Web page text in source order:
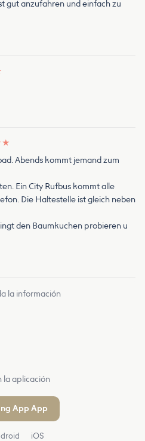
gut anzufahren und einfach zu
★
Abends kommt jemand zum
Ein City Rufbus kommt alle
Die Haltestelle ist gleich neben
den Baumkuchen probieren u
la información
la aplicación
App App
iOS